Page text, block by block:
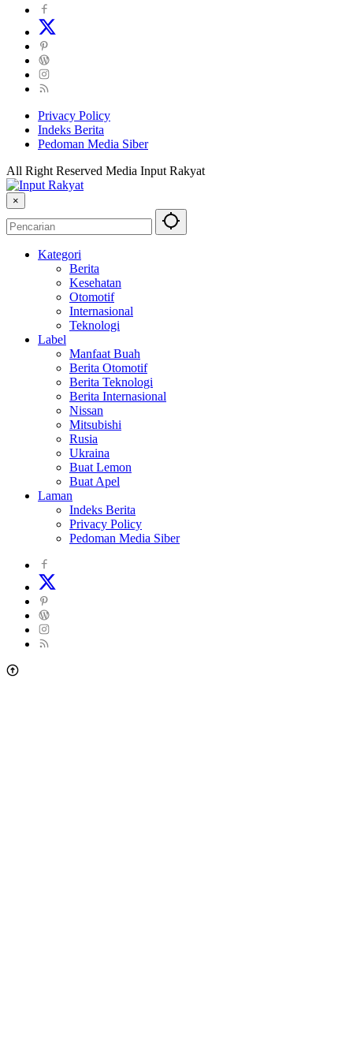
Privacy Policy
Indeks Berita
Pedoman Media Siber
All Right Reserved Media Input Rakyat
×
Kategori
Berita
Kesehatan
Otomotif
Internasional
Teknologi
Label
Manfaat Buah
Berita Otomotif
Berita Teknologi
Berita Internasional
Nissan
Mitsubishi
Rusia
Ukraina
Buat Lemon
Buat Apel
Laman
Indeks Berita
Privacy Policy
Pedoman Media Siber